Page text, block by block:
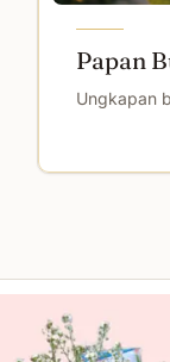
Papan
Ungkapan